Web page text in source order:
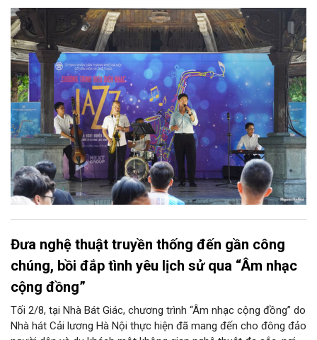
điệu jazz kinh điển của thế giới lần lượt cất lên qua phần biểu
diễn của NSƯT Quyền Văn Minh và các nghệ sĩ Bình Minh Jazz
Club, mở ra một không gian âm nhạc giàu cảm xúc ngay giữa
trung tâm Thủ đô.
Đưa nghệ thuật truyền thống đến gần công
chúng, bồi đắp tình yêu lịch sử qua “Âm nhạc
cộng đồng”
Tối 2/8, tại Nhà Bát Giác, chương trình “Âm nhạc cộng đồng” do
Nhà hát Cải lương Hà Nội thực hiện đã mang đến cho đông đảo